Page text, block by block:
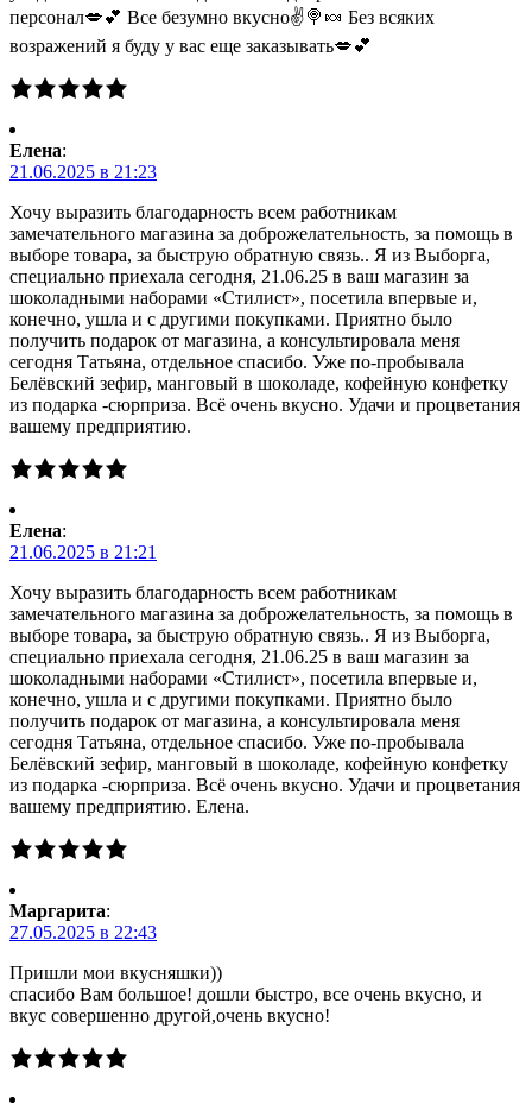
персонал💋💕 Все безумно вкусно✌🍭🍬 Без всяких
возражений я буду у вас еще заказывать💋💕
Елена:
21.06.2025 в 21:23
Хочу выразить благодарность всем работникам
замечательного магазина за доброжелательность, за помощь в
выборе товара, за быструю обратную связь.. Я из Выборга,
специально приехала сегодня, 21.06.25 в ваш магазин за
шоколадными наборами «Стилист», посетила впервые и,
конечно, ушла и с другими покупками. Приятно было
получить подарок от магазина, а консультировала меня
сегодня Татьяна, отдельное спасибо. Уже по-пробывала
Белёвский зефир, манговый в шоколаде, кофейную конфетку
из подарка -сюрприза. Всё очень вкусно. Удачи и процветания
вашему предприятию.
Елена:
21.06.2025 в 21:21
Хочу выразить благодарность всем работникам
замечательного магазина за доброжелательность, за помощь в
выборе товара, за быструю обратную связь.. Я из Выборга,
специально приехала сегодня, 21.06.25 в ваш магазин за
шоколадными наборами «Стилист», посетила впервые и,
конечно, ушла и с другими покупками. Приятно было
получить подарок от магазина, а консультировала меня
сегодня Татьяна, отдельное спасибо. Уже по-пробывала
Белёвский зефир, манговый в шоколаде, кофейную конфетку
из подарка -сюрприза. Всё очень вкусно. Удачи и процветания
вашему предприятию. Елена.
Маргарита:
27.05.2025 в 22:43
Пришли мои вкусняшки))
спасибо Вам большое! дошли быстро, все очень вкусно, и
вкус совершенно другой,очень вкусно!